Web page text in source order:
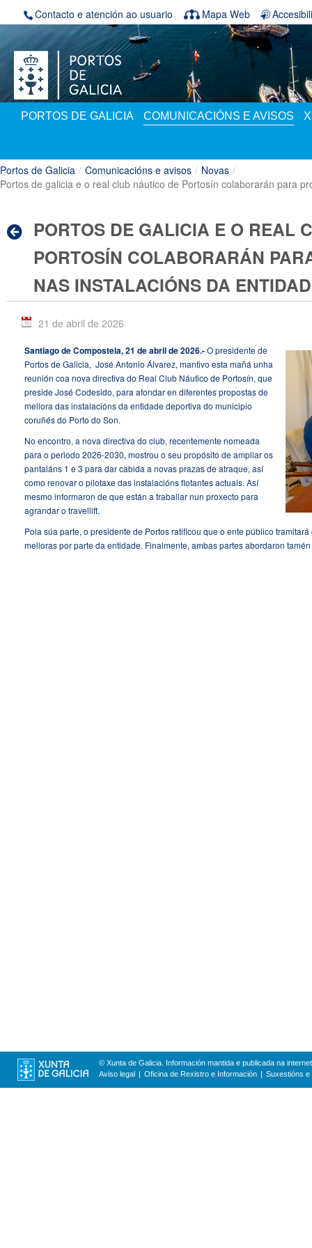
Volver ao contido
Contacto e atención ao usuario Mapa Web
PORTOS DE GALICIA COMUNICACIÓNS E AVISOS
Portos de Galicia / Comunicacións e avisos / Novas /
Portos de galicia e o real club náutico de Portosín colaborarán para
PORTOS DE GALICIA E O REAL
PORTOSÍN COLABORARÁN
NAS INSTALACIÓNS DA
21 de abril de 2026
Santiago de Compostela, 21 de abril de 2026.-O presidente de
Portos de Galicia, José Antonio Álvarez, mantivo esta mañá unha
reunión coa nova directiva do Real Club Náutico de Portosín, que
preside José Codesido, para afondar en diferentes propostas de
mellora das instalacións da entidade deportiva do municipio
coruñés do Porto do Son.
No encontro, a nova directiva do club, recentemente nomeada
para o periodo 2026-2030, mostrou o seu propósito de ampliar os
pantaláns 1 e 3 para dar cabida a novas prazas de atraque, así
como renovar o pilotaxe das instalacións flotantes actuais. Así
mesmo informaron de que están a traballar nun proxecto para
agrandar o travellift.
Pola súa parte, o presidente de Portos ratificou que o ente público
melloras por parte da entidade. Finalmente, ambas partes abordaron
© Xunta de Galicia. Información mantida e publicada na
Aviso legal
Oficina de Rexistro e Información Suxestións e